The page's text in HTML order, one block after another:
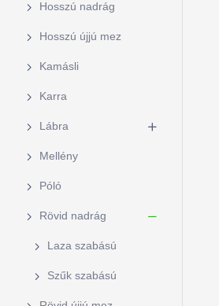
Hosszú nadrág
Hosszú újjú mez
Kamásli
Karra
Lábra
Mellény
Póló
Rövid nadrág
Laza szabású
Szűk szabású